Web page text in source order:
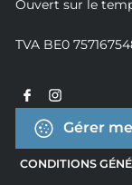
Ouvert sur le
TVA BE0
Gérer
CONDITIONS